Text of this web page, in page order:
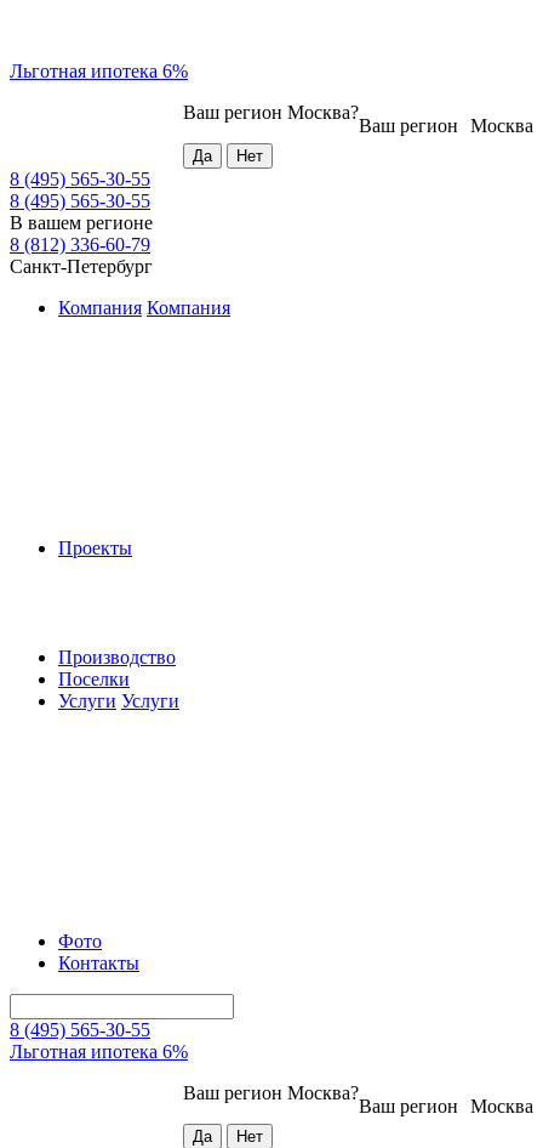
Льготная ипотека 6%
Москва
Ваш регион
Ваш регион Москва?
8 (495) 565-30-55
8 (495) 565-30-55
В вашем регионе
8 (812) 336-60-79
Санкт-Петербург
Компания Компания
Проекты
Производство
Поселки
Услуги Услуги
Фото
Контакты
8 (495) 565-30-55
Льготная ипотека 6%
Москва
Ваш регион
Ваш регион Москва?